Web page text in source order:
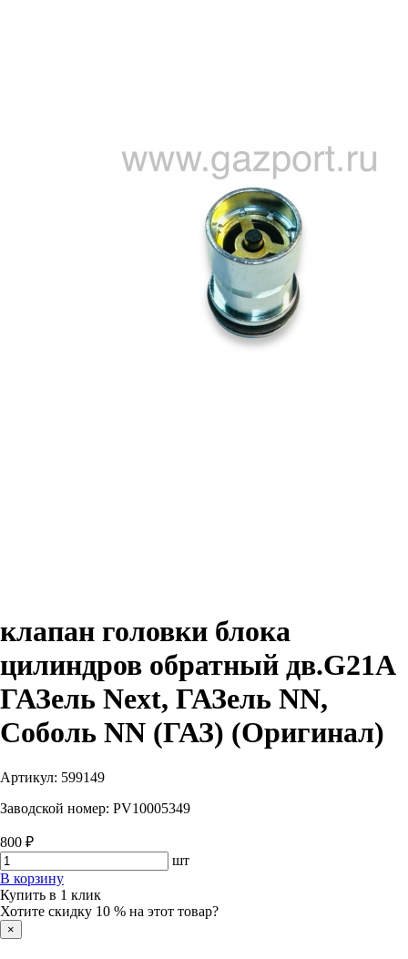
клапан головки блока
цилиндров обратный дв.G21A
ГАЗель Next, ГАЗель NN,
Соболь NN (ГАЗ) (Оригинал)
Артикул: 599149
Заводской номер: РV10005349
800 ₽
шт
В корзину
Купить в 1 клик
Хотите скидку 10 % на этот товар?
×